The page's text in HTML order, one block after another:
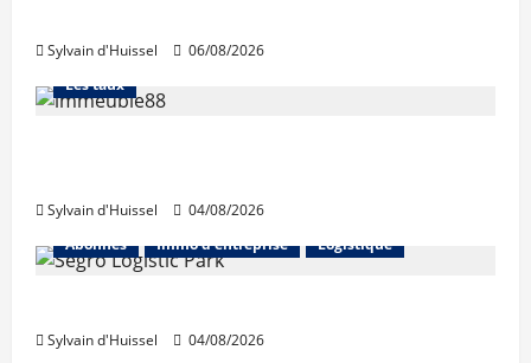
Sylvain d'Huissel 06/08/2026
Abonnés Financement
Les taux
Sylvain d'Huissel
04/08/2026
Abonnés
Immo d'entreprise Logistique
Sylvain d'Huissel
04/08/2026